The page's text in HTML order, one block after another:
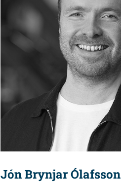
Download Card
Jón Brynjar Ólafsson